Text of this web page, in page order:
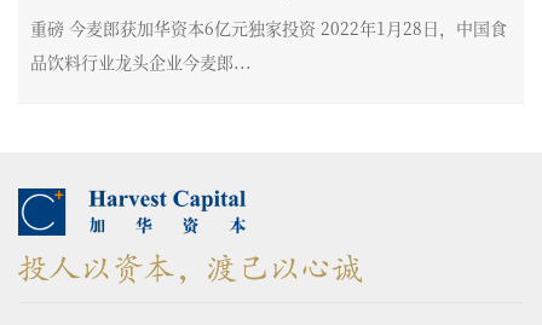
重磅 今麦郎获加华资本6亿元独家投资 2022年1月28日，中国食
品饮料行业龙头企业今麦郎...